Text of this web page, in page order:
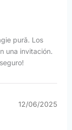
pură. Los
una invitación.
12/06/2025